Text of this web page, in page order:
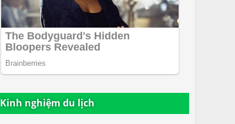
Kinh nghiệm du lịch